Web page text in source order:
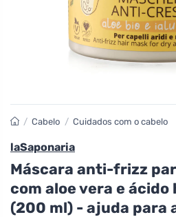
/ Cabelo / Cuidados com o cabelo
laSaponaria
Máscara anti-frizz
com aloe vera e
(200 ml) - ajuda para